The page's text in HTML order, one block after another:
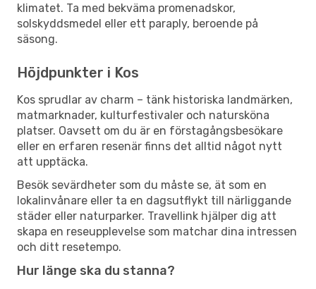
klimatet. Ta med bekväma promenadskor,
solskyddsmedel eller ett paraply, beroende på
säsong.
Höjdpunkter i Kos
Kos sprudlar av charm – tänk historiska landmärken,
matmarknader, kulturfestivaler och natursköna
platser. Oavsett om du är en förstagångsbesökare
eller en erfaren resenär finns det alltid något nytt
att upptäcka.
Besök sevärdheter som du måste se, ät som en
lokalinvånare eller ta en dagsutflykt till närliggande
städer eller naturparker. Travellink hjälper dig att
skapa en reseupplevelse som matchar dina intressen
och ditt resetempo.
Hur länge ska du stanna?